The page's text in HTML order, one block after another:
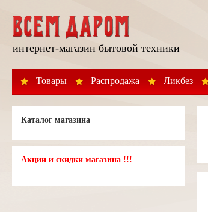
интернет-магазин бытовой техники
Товары Распродажа Ликбез
Каталог магазина
Акции и скидки магазина !!!